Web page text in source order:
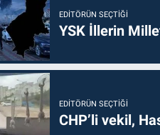
EDITÖRÜN SEÇTIĞI
YSK İllerin
EDITÖRÜN SEÇTIĞI
CHP’li vekil,